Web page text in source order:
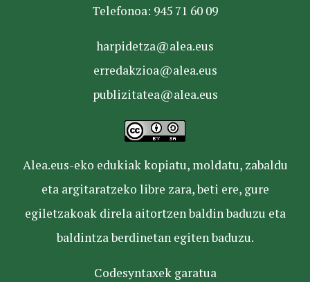
Telefonoa: 945 71 60 09
harpidetza@alea.eus
erredakzioa@alea.eus
publizitatea@alea.eus
Alea.eus-eko edukiak kopiatu, moldatu, zabaldu
eta argitaratzeko libre zara, beti ere, gure
egiletzakoak direla aitortzen baldin baduzu eta
baldintza berdinetan egiten baduzu.
Codesyntaxek garatua